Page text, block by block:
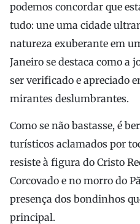
podemos concordar que
tudo: une uma cidade
natureza exuberante em
Janeiro se destaca como a
ser verificado e apreciado
mirantes deslumbrantes.
Como se não bastasse, é
turísticos aclamados por
resiste à figura do Cristo
Corcovado e no morro do
presença dos bondinhos
principal.